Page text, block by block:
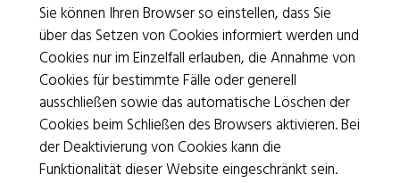
Das SRK Basel ist ZEWO-zertifiziert.
Sie können Ihren Browser so einstellen, dass Sie
über das Setzen von Cookies informiert werden und
Cookies nur im Einzelfall erlauben, die Annahme von
Cookies für bestimmte Fälle oder generell
ausschließen sowie das automatische Löschen der
Cookies beim Schließen des Browsers aktivieren. Bei
der Deaktivierung von Cookies kann die
Funktionalität dieser Website eingeschränkt sein.